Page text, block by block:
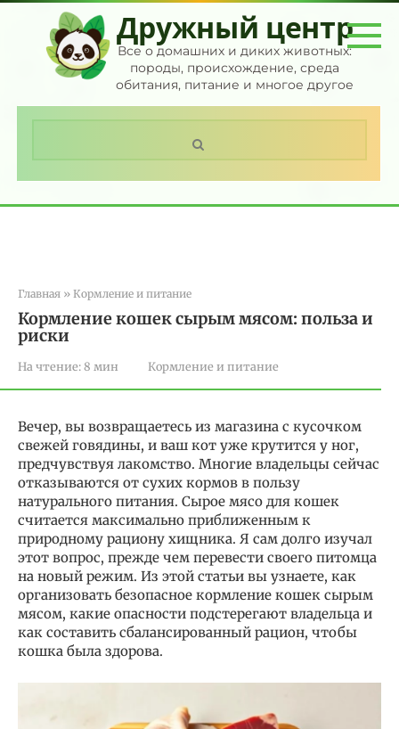
Перейти
контенту
Дружный центр
Все о домашних и диких животных:
породы, происхождение, среда
обитания, питание и многое другое
Главная » Кормление и питание
Кормление кошек сырым мясом: польза и
риски
На чтение:8 мин Кормление и питание
Вечер, вы возвращаетесь из магазина с кусочком
свежей говядины, и ваш кот уже крутится у ног,
предчувствуя лакомство. Многие владельцы сейчас
отказываются от сухих кормов в пользу
натурального питания. Сырое мясо для кошек
считается максимально приближенным к
природному рациону хищника. Я сам долго изучал
этот вопрос, прежде чем перевести своего питомца
на новый режим. Из этой статьи вы узнаете, как
организовать безопасное кормление кошек сырым
мясом, какие опасности подстерегают владельца и
как составить сбалансированный рацион, чтобы
кошка была здорова.